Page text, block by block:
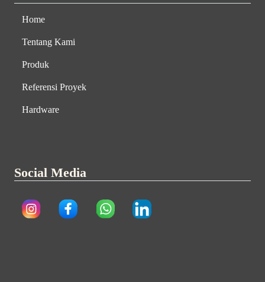
Home
Tentang Kami
Produk
Referensi Proyek
Hardware
Social Media